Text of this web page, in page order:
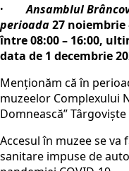
·Ansamblul
perioada27 noiembrie
între 08:00 – 16:00,
data de 1 decembrie
Menţionăm că în
muzeelor Complexului
Domnească”
Accesul în muzee se
sanitare impuse de